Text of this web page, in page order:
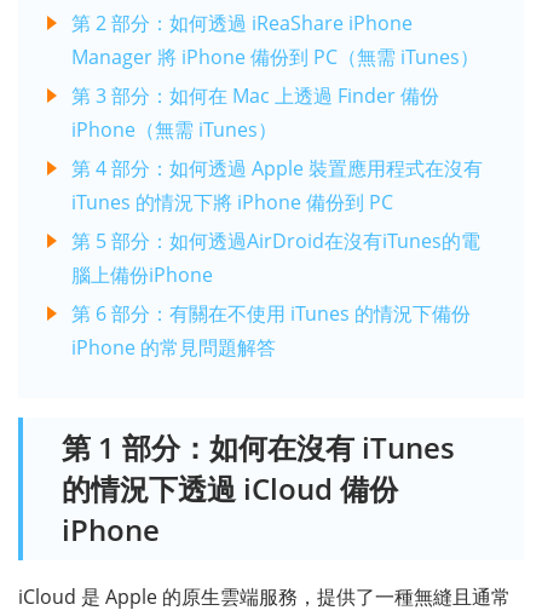
第 2 部分：如何透過 iReaShare iPhone
Manager 將 iPhone 備份到 PC（無需 iTunes）
第 3 部分：如何在 Mac 上透過 Finder 備份
iPhone（無需 iTunes）
第 4 部分：如何透過 Apple 裝置應用程式在沒有
iTunes 的情況下將 iPhone 備份到 PC
第 5 部分：如何透過AirDroid在沒有iTunes的電
腦上備份iPhone
第 6 部分：有關在不使用 iTunes 的情況下備份
iPhone 的常見問題解答
第 1 部分：如何在沒有 iTunes
的情況下透過 iCloud 備份
iPhone
iCloud 是 Apple 的原生雲端服務，提供了一種無縫且通常